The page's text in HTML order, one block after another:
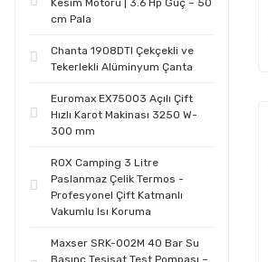
Kesim Motoru | 3.6 Hp Güç – 50
cm Pala
Chanta 1908DTI Çekçekli ve
Tekerlekli Alüminyum Çanta
Euromax EX75003 Açılı Çift
Hızlı Karot Makinası 3250 W-
300 mm
ROX Camping 3 Litre
Paslanmaz Çelik Termos -
Profesyonel Çift Katmanlı
Vakumlu Isı Koruma
Maxser SRK-002M 40 Bar Su
Basınç Tesisat Test Pompası –